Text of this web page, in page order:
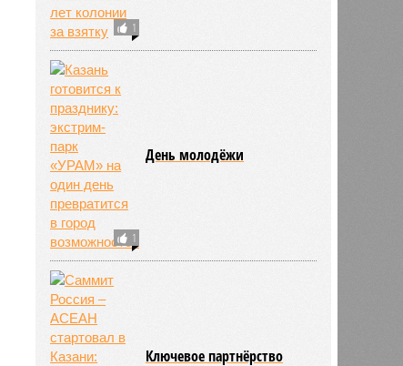
1
1
День молодёжи
Ключевое партнёрство